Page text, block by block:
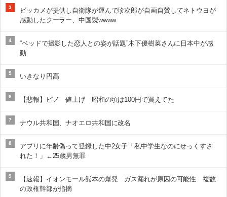
3
ビッカメが提供し自衛隊が運んで珍次郎が自画自賛してネトウヨが
感動したクーラー、中国製wwww
4
“ベッドで撮影した恋人との姿が話題”木下優樹菜さんに日本中が感
動
5 いきなり円高
6 【悲報】ピノ 値上げ 昭和の頃は100円で買えてた
7 ナウル共和国、ナオエロ共和国に改名
8
アプリに年齢偽って登録した中2女子「私中学生なのにせっくすさ
れた！」←25歳男無罪
9
【速報】イオンモール熊本の爆発 ガス漏れが原因の可能性 複数
の政権幹部が指摘